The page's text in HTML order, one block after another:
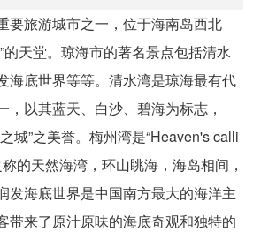
要旅游城市之一，位于海南岛西北
的天堂。琼海市的著名景点包括清水
海底世界等等。清水湾是琼海最有代
，以其蓝天、白沙、碧海为标志，
城”之美誉。梅州湾是“Heaven's calli
的天然海湾，环山眺海，海岛相间，
发海底世界是中国南方最大的海洋主
带来了原汁原味的海底奇观和独特的